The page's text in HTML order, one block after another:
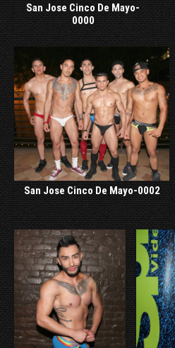
San Jose Cinco De Mayo-
0000
San Jose Cinco De Mayo-0002